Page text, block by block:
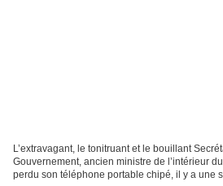
L’extravagant, le tonitruant et le bouillant
Gouvernement, ancien ministre de l’intérieur
perdu son téléphone portable chipé, il y a une